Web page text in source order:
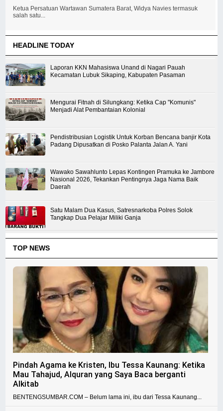
Ketua Persatuan Wartawan Sumatera Barat, Widya Navies termasuk
salah satu...
HEADLINE TODAY
Laporan KKN Mahasiswa Unand di Nagari Pauah
Kecamatan Lubuk Sikaping, Kabupaten Pasaman
Mengurai Fitnah di Silungkang: Ketika Cap "Komunis"
Menjadi Alat Pembantaian Kolonial
Pendistribusian Logistik Untuk Korban Bencana banjir Kota
Padang Dipusatkan di Posko Palanta Jalan A. Yani
Wawako Sawahlunto Lepas Kontingen Pramuka ke Jambore
Nasional 2026, Tekankan Pentingnya Jaga Nama Baik
Daerah
Satu Malam Dua Kasus, Satresnarkoba Polres Solok
Tangkap Dua Pelajar Miliki Ganja
TOP NEWS
Pindah Agama ke Kristen, Ibu Tessa Kaunang: Ketika
Mau Tahajud, Alquran yang Saya Baca berganti
Alkitab
BENTENGSUMBAR.COM – Belum lama ini, ibu dari Tessa Kaunang...